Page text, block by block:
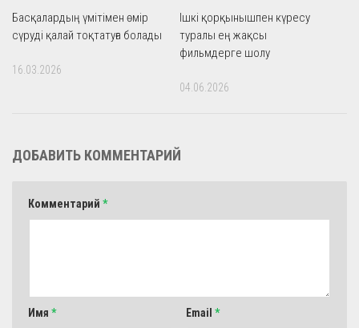
Басқалардың үмітімен өмір
сүруді қалай тоқтатуға болады
16.03.2026
Ішкі қорқынышпен күресу
туралы ең жақсы
фильмдерге шолу
04.06.2026
ДОБАВИТЬ КОММЕНТАРИЙ
Комментарий *
Имя * Email *